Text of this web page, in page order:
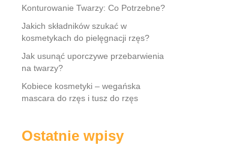
Konturowanie Twarzy: Co Potrzebne?
Jakich składników szukać w
kosmetykach do pielęgnacji rzęs?
Jak usunąć uporczywe przebarwienia
na twarzy?
Kobiece kosmetyki – wegańska
mascara do rzęs i tusz do rzęs
Ostatnie wpisy